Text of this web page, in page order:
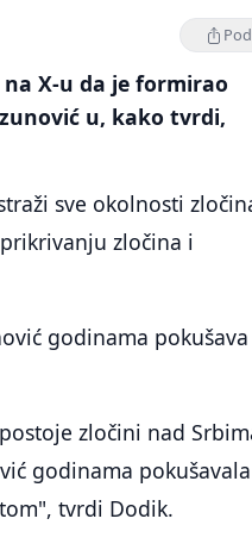
X-u da je formirao
u, kako tvrdi,
sve okolnosti
zločina i
godinama pokušava
zločini nad
godinama
tvrdi Dodik.